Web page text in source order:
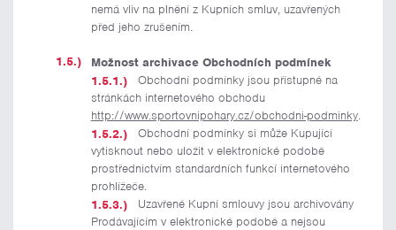
nemá vliv na plnění z Kupních smluv, uzavřených
před jeho zrušením.
Možnost archivace Obchodních podmínek
Obchodní podmínky jsou přístupné na
stránkách internetového obchodu
http://www.sportovnipohary.cz/obchodni-podminky.
Obchodní podmínky si může Kupující
vytisknout nebo uložit v elektronické podobě
prostřednictvím standardních funkcí internetového
prohlížeče.
Uzavřené Kupní smlouvy jsou archivovány
Prodávajícím v elektronické podobě a nejsou